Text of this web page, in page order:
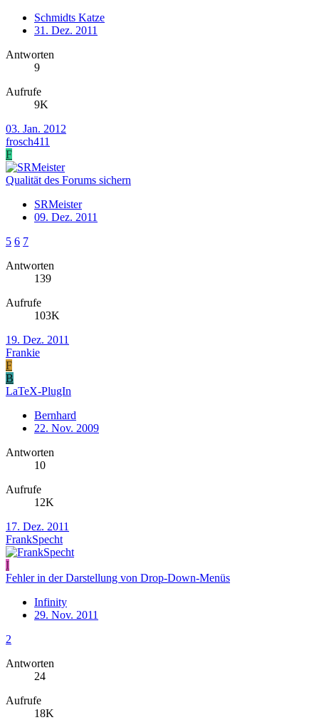
Schmidts Katze
31. Dez. 2011
Antworten
9
Aufrufe
9K
03. Jan. 2012
frosch411
F
Qualität des Forums sichern
SRMeister
09. Dez. 2011
5 6 7
Antworten
139
Aufrufe
103K
19. Dez. 2011
Frankie
F
B
LaTeX-PlugIn
Bernhard
22. Nov. 2009
Antworten
10
Aufrufe
12K
17. Dez. 2011
FrankSpecht
I
Fehler in der Darstellung von Drop-Down-Menüs
Infinity
29. Nov. 2011
2
Antworten
24
Aufrufe
18K